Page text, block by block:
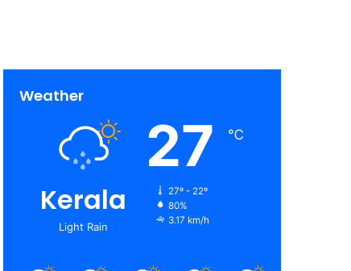
Weather
Kerala
Light Rain
27 ℃
27º - 22º
80%
3.17 km/h